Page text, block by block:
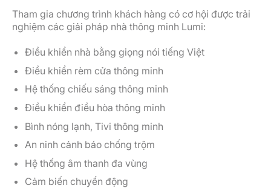
Tham gia chương trình khách hàng có cơ hội được trải
nghiệm các giải pháp nhà thông minh Lumi:
Điều khiển nhà bằng giọng nói tiếng Việt
Điều khiển rèm cửa thông minh
Hệ thống chiếu sáng thông minh
Điều khiển điều hòa thông minh
Bình nóng lạnh, Tivi thông minh
An ninh cảnh báo chống trộm
Hệ thống âm thanh đa vùng
Cảm biến chuyển động